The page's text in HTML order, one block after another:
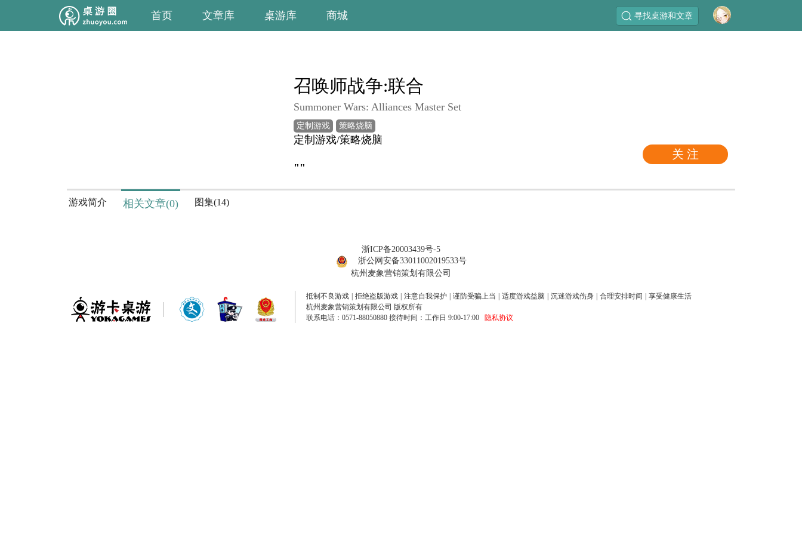
首页 文章库 桌游库 商城 寻找桌游和文章
关 注
召唤师战争:联合
Summoner Wars: Alliances Master Set
定制游戏 策略烧脑
定制游戏/策略烧脑
""
游戏简介 相关文章(0) 图集(14)
浙ICP备20003439号-5
浙公网安备33011002019533号
杭州麦象营销策划有限公司
抵制不良游戏 拒绝盗版游戏 注意自我保护 谨防受骗上当 适度游戏益脑 沉迷游戏伤身 合理安排时间
享受健康生活
杭州麦象营销策划有限公司 版权所有
联系电话：0571-88050880 接待时间：工作日 9:00-17:00
隐私协议